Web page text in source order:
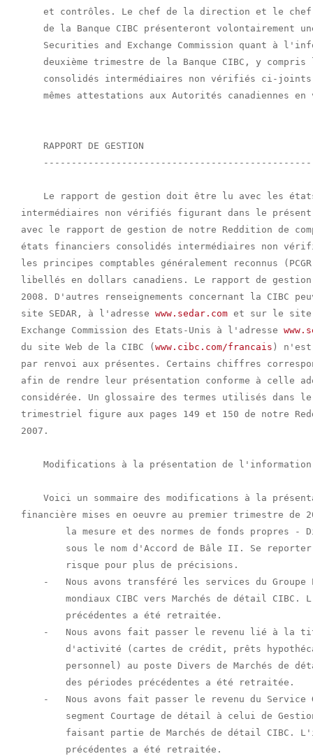
www.sedar.com et sur le site
Exchange Commission des Etats-Unis à l'adresse
du site Web de la CIBC (www.cibc.com/francais ) n'est censée avoir été intégrée
par renvoi aux présentes. Certains chiffres correspondants ont été reclassés
afin de rendre leur présentation conforme à celle adoptée pour la période
considérée. Un glossaire des termes utilisés dans le présent rapport
trimestriel figure aux pages 149 et 150 de notre Reddition de comptes annuelle
2007.

    Modifications à la présentation de l'information financière

    Voici un sommaire des modifications à la présentation de l'information
financière mises en oeuvre au premier trimestre de 2008 :-   Nous avons adopté la ligne directrice Convergence internationale de
        la mesure et des normes de fonds propres - Dispositif révisé, connue
        sous le nom d'Accord de Bâle II. Se reporter à la section Gestion du
        risque pour plus de précisions.
    -   Nous avons transféré les services du Groupe Entreprises de Marchés
        mondiaux CIBC vers Marchés de détail CIBC. L'information des périodes
        précédentes a été retraitée.
    -   Nous avons fait passer le revenu lié à la titrisation des secteurs
        d'activité (cartes de crédit, prêts hypothécaires et crédit
        personnel) au poste Divers de Marchés de détail CIBC. L'information
        des périodes précédentes a été retraitée.
    -   Nous avons fait passer le revenu du Service Gestion-Conseil du
        segment Courtage de détail à celui de Gestion d'actifs, les deux
        faisant partie de Marchés de détail CIBC. L'information des périodes
        précédentes a été retraitée.
    -   Nous avons réparti la provision générale pour pertes sur créances
        entre les secteurs d'activité stratégiques (Marchés de détail CIBC et
        Marchés mondiaux CIBC). Avant 2008, la provision générale (à
        l'exclusion de celle liée à FirstCaribbean International Bank) était
        comprise dans le poste Siège social et autres. L'information des
        périodes